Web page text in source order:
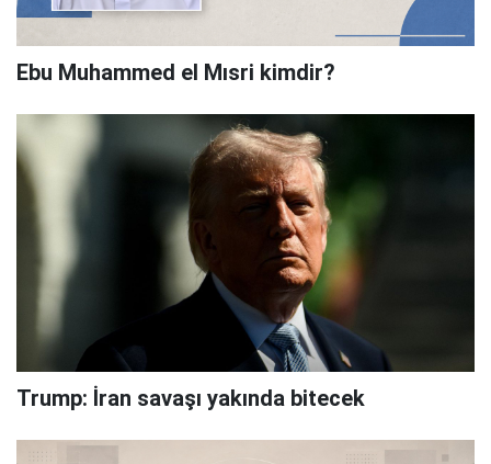
Ebu Muhammed el Mısri kimdir?
Trump: İran savaşı yakında bitecek